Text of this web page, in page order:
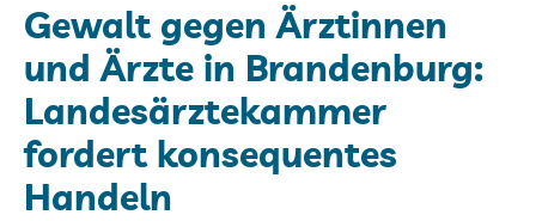
Gewalt gegen Ärztinnen
und Ärzte in Brandenburg:
Landesärztekammer
fordert konsequentes
Handeln